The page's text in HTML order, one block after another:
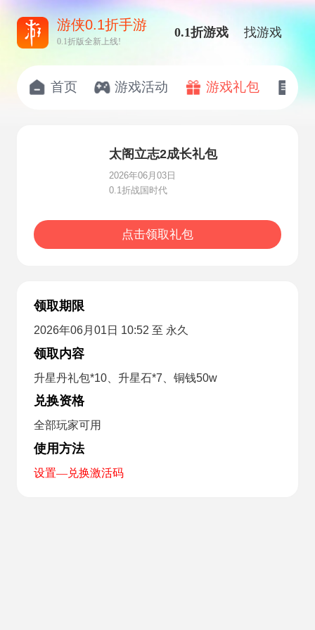
游侠0.1折手游
0.1折版全新上线!
0.1折游戏 找游戏
首页 游戏活动 游戏礼包 开
太阁立志2成长礼包
2026年06月03日
0.1折战国时代
点击领取礼包
领取期限
2026年06月01日 10:52 至 永久
领取内容
升星丹礼包*10、升星石*7、铜钱50w
兑换资格
全部玩家可用
使用方法
设置—兑换激活码